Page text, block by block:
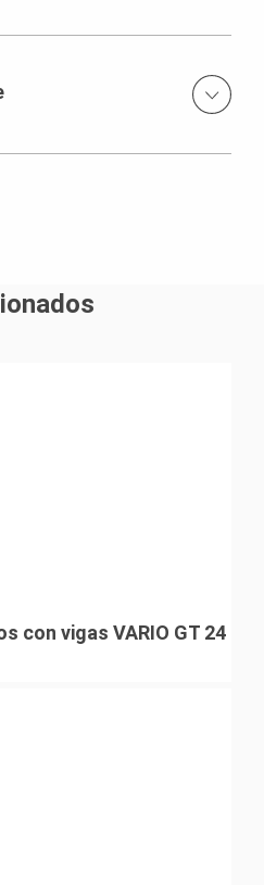
para obras de ingeniería
con vigas VARIO GT 24